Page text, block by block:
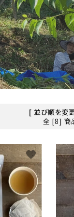
[ 並び順を変
全 [8] 商
favorite